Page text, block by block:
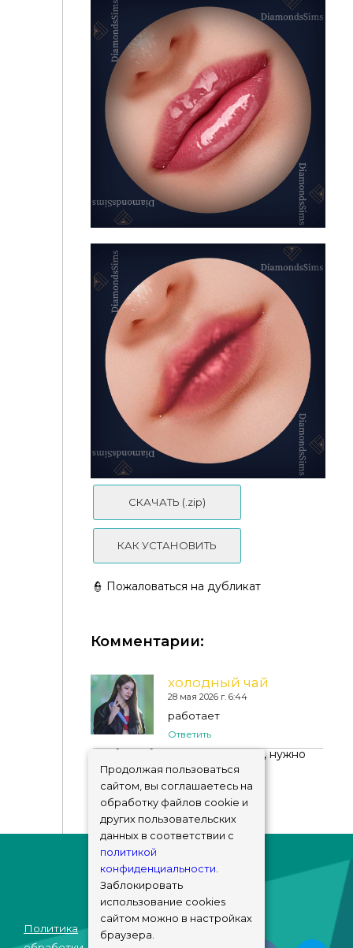
Корейский оттенок для губ 91 от diamondssims
Эспрессо-блеск для губ 49 от diamondssims
Mягкий бальзамный глянец 21 от diamondssims
СКАЧАТЬ (.zip)
КАК УСТАНОВИТЬ
👮 Пожаловаться на дубликат
Комментарии:
холодный чай
28 мая 2026 г. 6:44
работает
Ответить
Чтобы добавить комментарий, нужно
авторизоваться!
Политика
Продолжая пользоваться
сайтом, вы соглашаетесь на
обработку файлов cookie и
других пользовательских
данных в соответствии с
политикой
конфиденциальности.
Заблокировать
использование cookies
сайтом можно в настройках
браузера.